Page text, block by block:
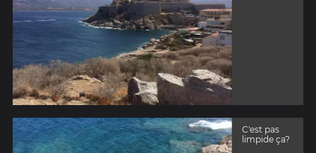
C'est pas
limpide ça?